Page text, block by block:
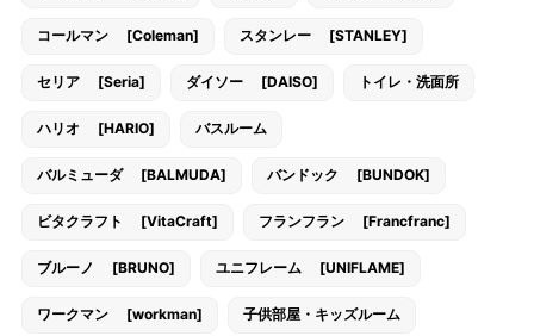
コールマン [Coleman] スタンレー [STANLEY]
セリア [Seria] ダイソー [DAISO] トイレ・洗面所
ハリオ [HARIO] バスルーム
バルミューダ [BALMUDA] バンドック [BUNDOK]
ビタクラフト [VitaCraft] フランフラン [Francfranc]
ブルーノ [BRUNO] ユニフレーム [UNIFLAME]
ワークマン [workman] 子供部屋・キッズルーム